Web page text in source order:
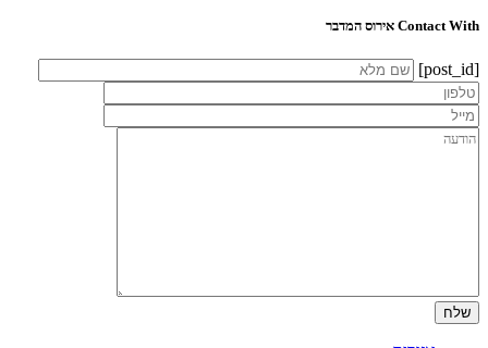
Contact With אירוס המדבר
[post_id]